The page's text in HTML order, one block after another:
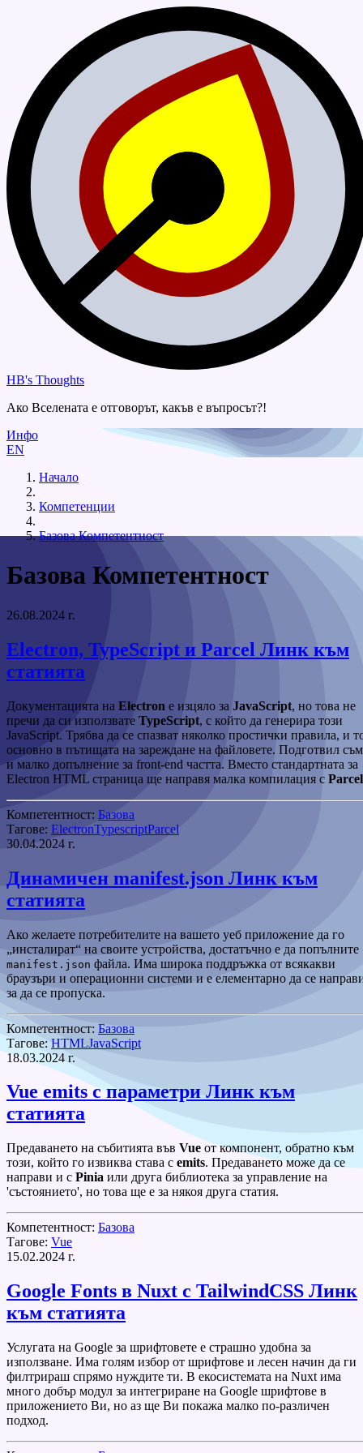
HB's Thoughts
Ако Вселената е отговорът, какъв е въпросът?!
Инфо
EN
Начало
Компетенции
Базова Компетентност
Базова Компетентност
26.08.2024 г.
Electron, TypeScript и Parcel Линк към
статията
Документацията на Electron е изцяло за JavaScript, но това не
пречи да си използвате TypeScript, с който да генерира този
JavaScript. Трябва да се спазват няколко простички правила, и
основно в пътищата на зареждане на файловете. Подготвил съм
и малко допълнение за front-end частта. Вместо стандартната за
Electron HTML страница ще направя малка компилация с Parcel
Компетентност: Базова
Тагове: ElectronTypescriptParcel
30.04.2024 г.
Динамичен manifest.json Линк към
статията
Ако желаете потребителите на вашето уеб приложение да го
„инсталират“ на своите устройства, достатъчно е да попълните
manifest.json файла. Има широка поддръжка от всякакви
браузъри и операционни системи и е елементарно да се
за да се пропуска.
Компетентност: Базова
Тагове: HTMLJavaScript
18.03.2024 г.
Vue emits с параметри Линк към
статията
Предаването на събитията във Vue от компонент, обратно към
този, който го извиква става с emits. Предаването може да се
направи и с Pinia или друга библиотека за управление на
'състоянието', но това ще е за някоя друга статия.
Компетентност: Базова
Тагове: Vue
15.02.2024 г.
Google Fonts в Nuxt с TailwindCSS Линк
към статията
Услугата на Google за шрифтовете е страшно удобна за
използване. Има голям избор от шрифтове и лесен начин да ги
филтрираш спрямо нуждите ти. В екосистемата на Nuxt има
много добър модул за интегриране на Google шрифтове в
приложението Ви, но аз ще Ви покажа малко по-различен
подход.